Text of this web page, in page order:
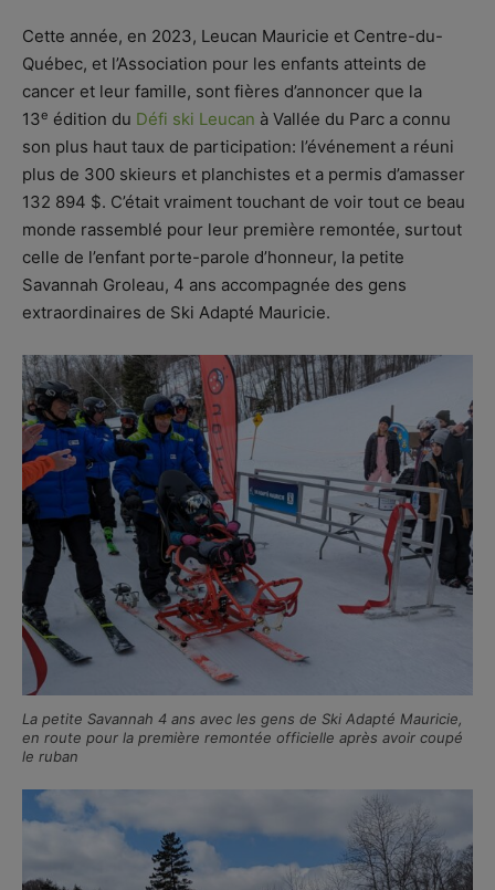
Cette année, en 2023, Leucan Mauricie et Centre-du-
Québec, et l’Association pour les enfants atteints de
cancer et leur famille, sont fières d’annoncer que la
13e édition du Défi ski Leucan à Vallée du Parc a connu
son plus haut taux de participation: l’événement a réuni
plus de 300 skieurs et planchistes et a permis d’amasser
132 894 $. C’était vraiment touchant de voir tout ce beau
monde rassemblé pour leur première remontée, surtout
celle de l’enfant porte-parole d’honneur, la petite
Savannah Groleau, 4 ans accompagnée des gens
extraordinaires de Ski Adapté Mauricie.
La petite Savannah 4 ans avec les gens de Ski Adapté Mauricie,
en route pour la première remontée officielle après avoir coupé
le ruban